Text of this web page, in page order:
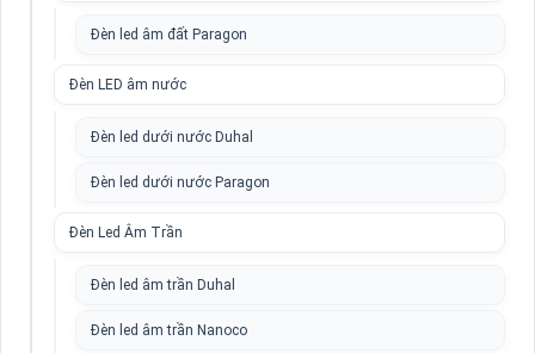
Đèn led âm đất Paragon
Đèn LED âm nước
Đèn led dưới nước Duhal
Đèn led dưới nước Paragon
Đèn Led Âm Trần
Đèn led âm trần Duhal
Đèn led âm trần Nanoco